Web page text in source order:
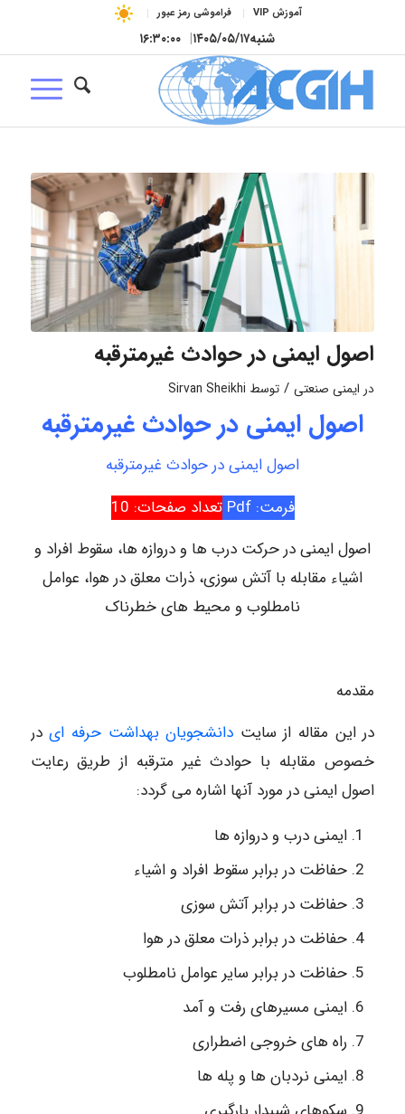
آموزش VIP فراموشی رمز عبور
شنبه۱۴۰۵/۰۵/۱۷| ۱۶:۳۰:۰۱
اصول ایمنی در حوادث غیرمترقبه
در ایمنی صنعتی / توسط Sirvan Sheikhi
اصول ایمنی در حوادث غیرمترقبه
اصول ایمنی در حوادث غیرمترقبه
فرمت: Pdf
تعداد صفحات: 10
اصول ایمنی در حرکت درب ها و دروازه ها، سقوط افراد و
اشیاء مقابله با آتش سوزی، ذرات معلق در هوا، عوامل
نامطلوب و محیط های خطرناک
مقدمه
در این مقاله از سایت دانشجویان بهداشت حرفه ایدر
خصوص مقابله با حوادث غیر مترقبه از طریق رعایت
اصول ایمنی در مورد آنها اشاره می گردد:
ایمنی درب و دروازه ها
حفاظت در برابر سقوط افراد و اشیاء
حفاظت در برابر آتش سوزی
حفاظت در برابر ذرات معلق در هوا
حفاظت در برابر سایر عوامل نامطلوب
ایمنی مسیرهای رفت و آمد
راه های خروجی اضطراری
ایمنی نردبان ها و پله ها